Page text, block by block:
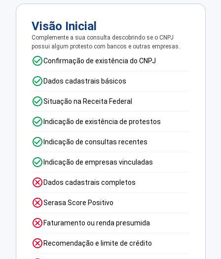
Visão Inicial
Complemente a sua consulta descobrindo se o CNPJ
possui algum protesto com bancos e outras empresas.
Confirmação de existência do CNPJ
Dados cadastrais básicos
Situação na Receita Federal
Indicação de existência de protestos
Indicação de consultas recentes
Indicação de empresas vinculadas
Dados cadastrais completos
Serasa Score Positivo
Faturamento ou renda presumida
Recomendação e limite de crédito